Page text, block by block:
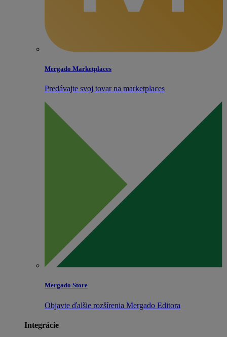
Mergado Marketplaces
Predávajte svoj tovar na marketplaces
Mergado Store
Objavte ďalšie rozšírenia Mergado Editora
Integrácie